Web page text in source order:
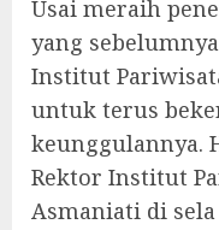
Usai meraih
yang
Institut
untuk terus
keunggulannya.
Rektor Institut
Asmaniati di